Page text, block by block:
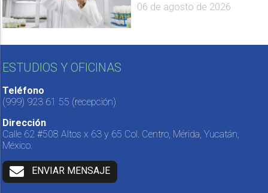
06 de agosto de 2026
ESTUDIOS Y OFICINAS
Teléfono
(999) 923 61 55 (recepción)
Dirección
Calle 62 #508 Altos x 63 y 65 Col. Centro, Mérida, Yucatán,
México.
ENVIAR MENSAJE